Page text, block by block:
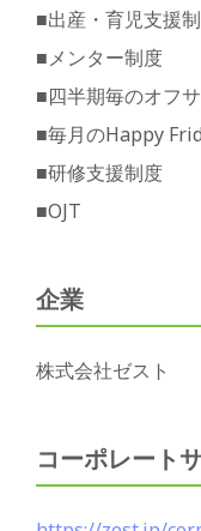
■出産・育児支援
■メンター制度
■四半期毎のオフ
■毎月のHappy
■研修支援制度
■OJT
企業
株式会社ゼスト
コーポレート